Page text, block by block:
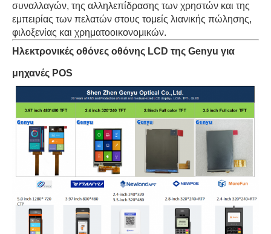
συναλλαγών, της αλληλεπίδρασης των χρηστών και της
εμπειρίας των πελατών στους τομείς λιανικής πώλησης,
φιλοξενίας και χρηματοοικονομικών.
Ηλεκτρονικές οθόνες οθόνης LCD της Genyu για
μηχανές POS